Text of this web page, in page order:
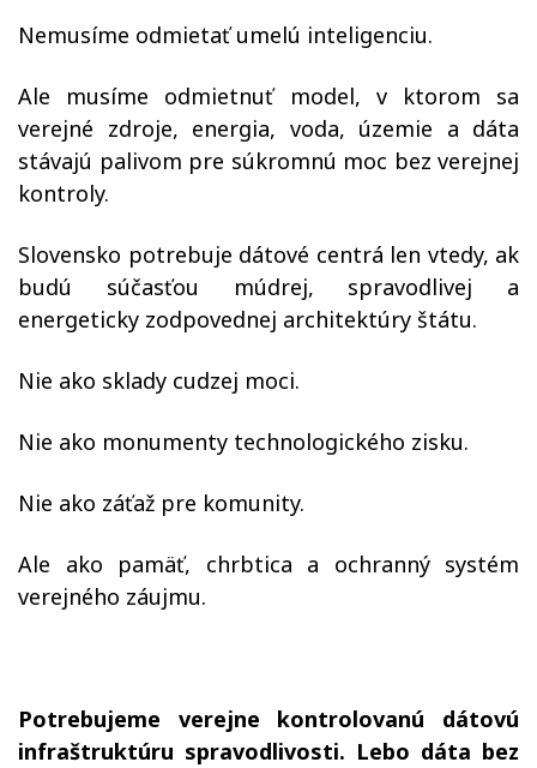
Nemusíme odmietať umelú inteligenciu.
Ale musíme odmietnuť model, v ktorom sa
verejné zdroje, energia, voda, územie a dáta
stávajú palivom pre súkromnú moc bez verejnej
kontroly.
Slovensko potrebuje dátové centrá len vtedy, ak
budú súčasťou múdrej, spravodlivej a
energeticky zodpovednej architektúry štátu.
Nie ako sklady cudzej moci.
Nie ako monumenty technologického zisku.
Nie ako záťaž pre komunity.
Ale ako pamäť, chrbtica a ochranný systém
verejného záujmu.
Potrebujeme verejne kontrolovanú dátovú
infraštruktúru spravodlivosti. Lebo dáta bez